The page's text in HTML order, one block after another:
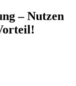
– Nutzen